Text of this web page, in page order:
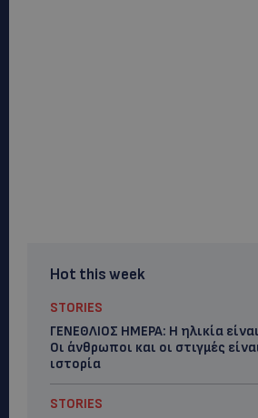
Hot this week
STORIES
ΓΕΝΕΘΛΙΟΣ ΗΜΕΡΑ: Η ηλικία
Οι άνθρωποι και οι στιγμές
ιστορία
STORIES